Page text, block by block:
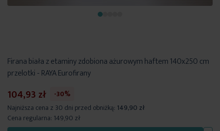
Firana biała z etaminy zdobiona ażurowym haftem 140x250 cm
przelotki - RAYA Eurofirany
104,93 zł
-30%
Najniższa cena z 30 dni przed obniżką: 149,90 zł
Cena regularna: 149,90 zł